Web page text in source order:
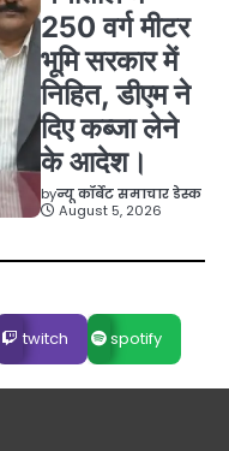
250 वर्ग मीटर
भूमि सरकार में
निहित, डीएम ने
दिए कब्जा लेने
के आदेश।
byन्यू कॉर्बेट समाचार डेस्क
August 5, 2026
twitch spotify